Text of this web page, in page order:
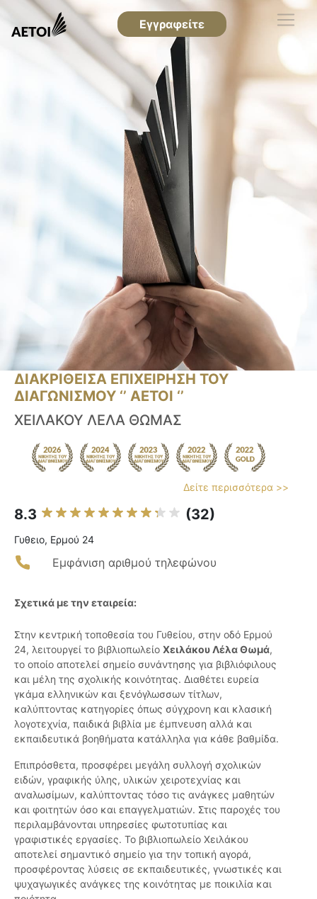
Εγγραφείτε
ΔΙΑΚΡΙΘΕΙΣΑ ΕΠΙΧΕΙΡΗΣΗ ΤΟΥ
ΔΙΑΓΩΝΙΣΜΟΥ ‘’ ΑΕΤΟΙ ‘’
ΧΕΙΛΑΚΟΥ ΛΕΛΑ ΘΩΜΑΣ
Δείτε περισσότερα >>
8.3 (32)
Γυθειο, Ερμού 24
Εμφάνιση αριθμού τηλεφώνου
Σχετικά με την εταιρεία:
Στην κεντρική τοποθεσία του Γυθείου, στην οδό Ερμού
24, λειτουργεί το βιβλιοπωλείο Χειλάκου Λέλα Θωμά,
το οποίο αποτελεί σημείο συνάντησης για βιβλιόφιλους
και μέλη της σχολικής κοινότητας. Διαθέτει ευρεία
γκάμα ελληνικών και ξενόγλωσσων τίτλων,
καλύπτοντας κατηγορίες όπως σύγχρονη και κλασική
λογοτεχνία, παιδικά βιβλία με έμπνευση αλλά και
εκπαιδευτικά βοηθήματα κατάλληλα για κάθε βαθμίδα.
Επιπρόσθετα, προσφέρει μεγάλη συλλογή σχολικών
ειδών, γραφικής ύλης, υλικών χειροτεχνίας και
αναλωσίμων, καλύπτοντας τόσο τις ανάγκες μαθητών
και φοιτητών όσο και επαγγελματιών. Στις παροχές του
περιλαμβάνονται υπηρεσίες φωτοτυπίας και
γραφιστικές εργασίες. Το βιβλιοπωλείο Χειλάκου
αποτελεί σημαντικό σημείο για την τοπική αγορά,
προσφέροντας λύσεις σε εκπαιδευτικές, γνωστικές και
ψυχαγωγικές ανάγκες της κοινότητας με ποικιλία και